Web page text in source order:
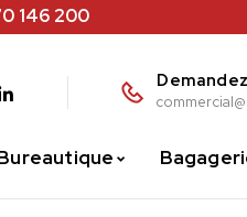
146 200